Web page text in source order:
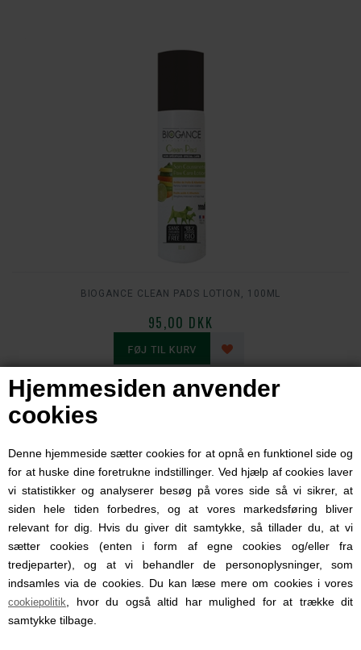
Hjemmesiden anvender
cookies
Denne hjemmeside sætter cookies for at opnå en funktionel side og
for at huske dine foretrukne indstillinger. Ved hjælp af cookies laver
vi statistikker og analyserer besøg på vores side så vi sikrer, at
siden hele tiden forbedres, og at vores markedsføring bliver
relevant for dig. Hvis du giver dit samtykke, så tillader du, at vi
sætter cookies (enten i form af egne cookies og/eller fra
tredjeparter), og at vi behandler de personoplysninger, som
indsamles via de cookies. Du kan læse mere om cookies i vores
cookiepolitik , hvor du også altid har mulighed for at trække dit
samtykke tilbage.
BIOGANCE CLEAN PADS LOTION, 100ML
95,00 DKK